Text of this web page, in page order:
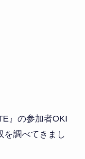
』の参加者OKI
を調べてきまし